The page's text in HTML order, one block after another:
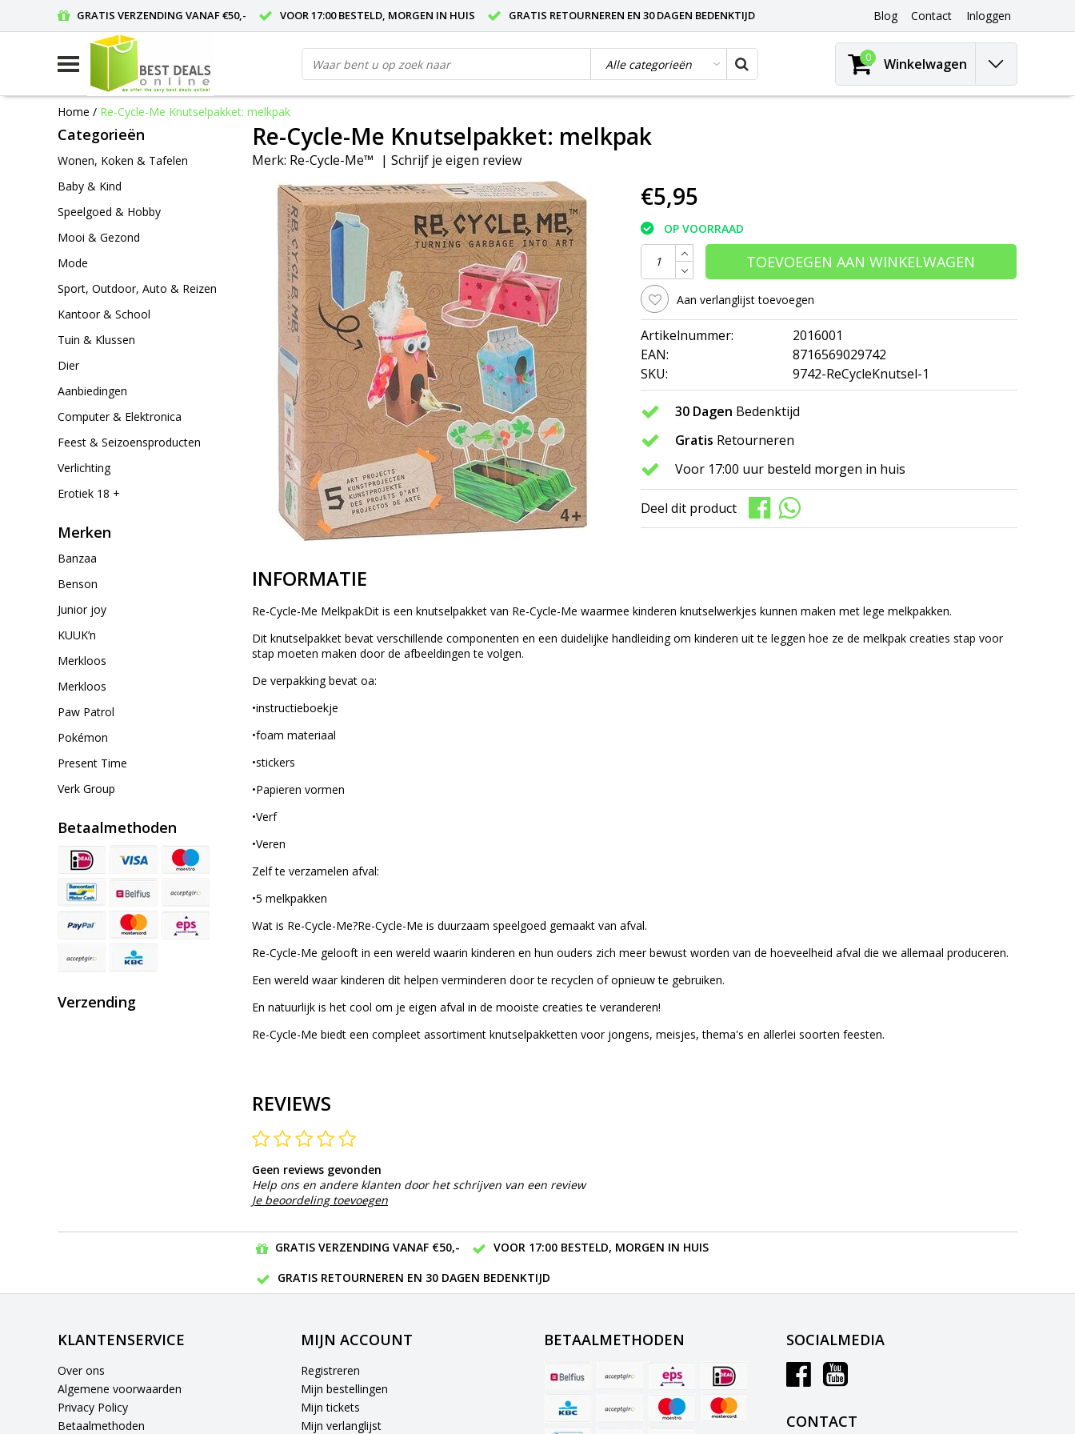
GRATIS VERZENDING VANAF €50,- VOOR 17:00 BESTELD, MORGEN IN HUIS GRATIS RETOURNEREN EN 30 DAGEN BEDENKTIJD Blog Contact Inloggen
0 Winkelwagen
Home / Re-Cycle-Me Knutselpakket: melkpak
Categorieën
Wonen, Koken & Tafelen
Baby & Kind
Speelgoed & Hobby
Mooi & Gezond
Mode
Sport, Outdoor, Auto & Reizen
Kantoor & School
Tuin & Klussen
Dier
Aanbiedingen
Computer & Elektronica
Feest & Seizoensproducten
Verlichting
Erotiek 18 +
Merken
Banzaa
Benson
Junior joy
KUUK’n
Merkloos
Merkloos
Paw Patrol
Pokémon
Present Time
Verk Group
Betaalmethoden
Verzending
Re-Cycle-Me Knutselpakket: melkpak
Merk: Re-Cycle-Me™ | Schrijf je eigen review
€5,95
OP VOORRAAD
TOEVOEGEN AAN WINKELWAGEN
Aan verlanglijst toevoegen
Artikelnummer:
2016001
EAN:
8716569029742
SKU:
9742-ReCycleKnutsel-1
30 Dagen Bedenktijd
Gratis Retourneren
Voor 17:00 uur besteld morgen in huis
Deel dit product
INFORMATIE
Re-Cycle-Me MelkpakDit is een knutselpakket van Re-Cycle-Me waarmee kinderen knutselwerkjes kunnen maken met lege melkpakken.
Dit knutselpakket bevat verschillende componenten en een duidelijke handleiding om kinderen uit te leggen hoe ze de melkpak creaties stap voor
stap moeten maken door de afbeeldingen te volgen.
De verpakking bevat oa:
•instructieboekje
•foam materiaal
•stickers
•Papieren vormen
•Verf
•Veren
Zelf te verzamelen afval:
•5 melkpakken
Wat is Re-Cycle-Me?Re-Cycle-Me is duurzaam speelgoed gemaakt van afval.
Re-Cycle-Me gelooft in een wereld waarin kinderen en hun ouders zich meer bewust worden van de hoeveelheid afval die we allemaal produceren.
Een wereld waar kinderen dit helpen verminderen door te recyclen of opnieuw te gebruiken.
En natuurlijk is het cool om je eigen afval in de mooiste creaties te veranderen!
Re-Cycle-Me biedt een compleet assortiment knutselpakketten voor jongens, meisjes, thema's en allerlei soorten feesten.
REVIEWS
Geen reviews gevonden
Help ons en andere klanten door het schrijven van een review
Je beoordeling toevoegen
GRATIS VERZENDING VANAF €50,-
VOOR 17:00 BESTELD, MORGEN IN HUIS
GRATIS RETOURNEREN EN 30 DAGEN BEDENKTIJD
KLANTENSERVICE
Over ons
Algemene voorwaarden
Privacy Policy
Betaalmethoden
MIJN ACCOUNT
Registreren
Mijn bestellingen
Mijn tickets
Mijn verlanglijst
BETAALMETHODEN SOCIALMEDIA
CONTACT